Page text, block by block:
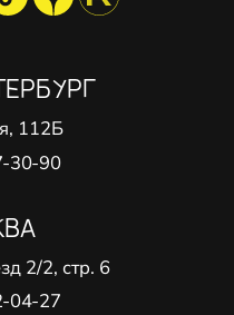
112Б
30-90
2/2, стр. 6
04-27